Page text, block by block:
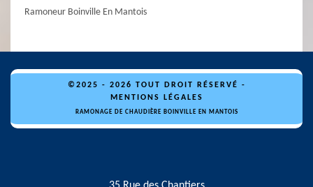
Ramoneur Boinville En Mantois
©2025 - 2026 TOUT DROIT RÉSERVÉ -
MENTIONS LÉGALES
RAMONAGE DE CHAUDIÈRE BOINVILLE EN MANTOIS